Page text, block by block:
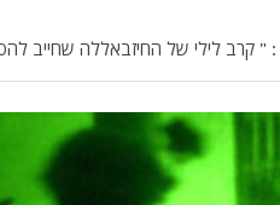
" קרב לילי של החיזבאללה שחייב